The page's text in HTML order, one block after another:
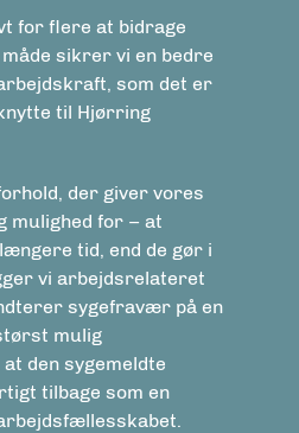
for flere at bidrage
sikrer vi en bedre
som det er
til Hjørring
der giver vores
mulighed for – at
tid, end de gør i
vi arbejdsrelateret
sygefravær på en
mulig
den sygemeldte
tilbage som en